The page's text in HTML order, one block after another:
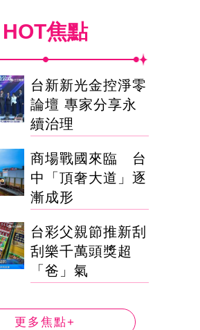
HOT焦點
台新新光金控淨零
論壇 專家分享永
續治理
商場戰國來臨 台
中「頂奢大道」逐
漸成形
台彩父親節推新刮
刮樂千萬頭獎超
「爸」氣
更多焦點+